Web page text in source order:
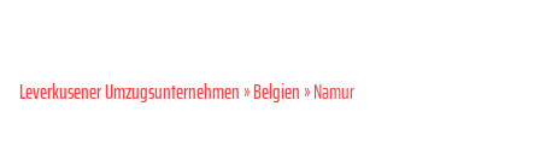
Leverkusener Umzugsunternehmen»Belgien» Namur